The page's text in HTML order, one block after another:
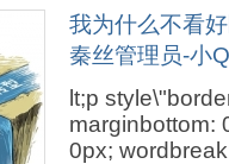
我为什么不看
秦丝管理员-小Q
lt;p
marginbottom:
0px;